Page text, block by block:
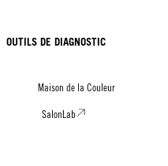
OUTILS DE DIAGNOSTIC
Maison de la Couleur
SalonLab